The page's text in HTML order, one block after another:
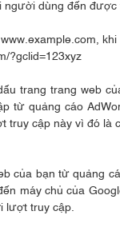
người dùng đến
?gclid=123xyz
trang trang web
từ quảng cáo
truy cập này vì đó là
của bạn từ quảng
máy chủ của
lượt truy cập.